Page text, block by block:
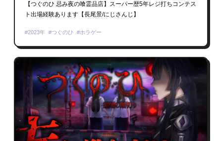
【つぐのひ 忌み夜の喰霊品店】スーパー歴5年レジ打ちコンテス
ト出場経験あります【長尾景/にじさんじ】
2023年 つぐのひ ホラゲー